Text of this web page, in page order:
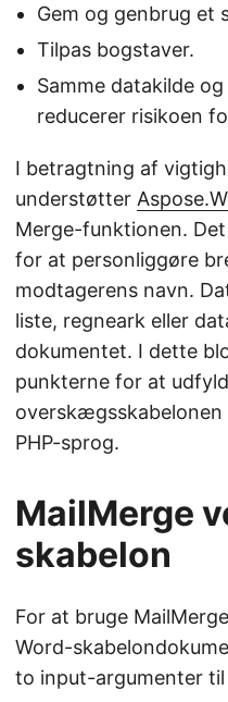
Gem og genbrug et
Tilpas bogstaver.
Samme datakilde
reducerer risikoen
I betragtning af
understøtter
Merge-funktionen.
for at personliggøre
modtagerens navn.
liste, regneark eller
dokumentet. I dette
punkterne for at
PHP-sprog.
MailMerge
skabelon
For at bruge
Word-
to input-argumenter til